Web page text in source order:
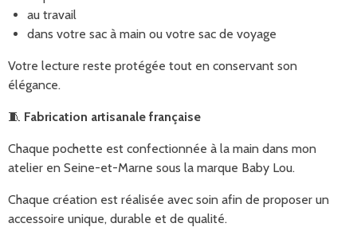
au travail
dans votre sac à main ou votre sac de voyage
Votre lecture reste protégée tout en conservant son
élégance.
🧵 Fabrication artisanale française
Chaque pochette est confectionnée à la main dans mon
atelier en Seine-et-Marne sous la marque Baby Lou.
Chaque création est réalisée avec soin afin de proposer un
accessoire unique, durable et de qualité.